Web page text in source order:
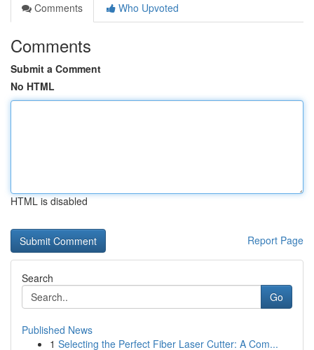
Comments
Who Upvoted
Comments
Submit a Comment
No HTML
HTML is disabled
Report Page
Search
Go
Published News
1 Selecting the Perfect Fiber Laser Cutter: A Com...